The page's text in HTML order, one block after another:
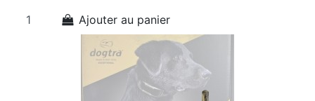
Ajouter au panier